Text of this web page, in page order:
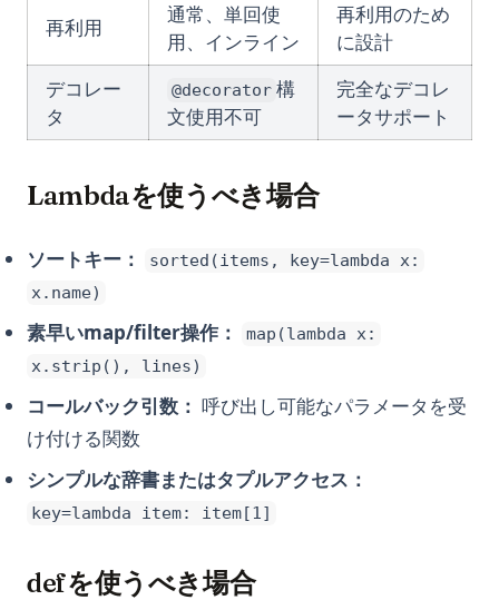
再利用
通常、単回使
用、インライン
再利用のため
に設計
デコレー
タ
@decorator 構
文使用不可
完全なデコレ
ータサポート
Lambdaを使うべき場合
ソートキー：
sorted(items, key=lambda x:
x.name)
素早いmap/filter操作：
map(lambda x:
x.strip(), lines)
コールバック引数： 呼び出し可能なパラメータを受
け付ける関数
シンプルな辞書またはタプルアクセス：
key=lambda item: item[1]
defを使うべき場合